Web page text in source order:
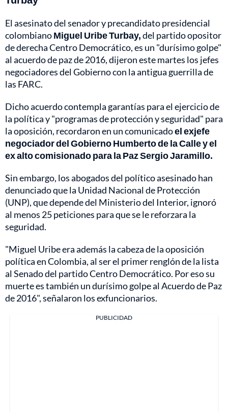
El asesinato del senador y precandidato presidencial
colombianoMiguel Uribe Turbay,del partido opositor
de derecha Centro Democrático, es un "durísimo golpe"
al acuerdo de paz de 2016, dijeron este martes los jefes
negociadores del Gobierno con la antigua guerrilla de
las FARC.
Dicho acuerdo contempla garantías para el ejercicio de
la política y "programas de protección y seguridad" para
la oposición, recordaron en un comunicadoel exjefe
negociador delGobierno Humberto de la Calle y el
ex alto comisionado para la Paz Sergio Jaramillo.
Sin embargo, los abogados del político asesinado han
denunciado que la Unidad Nacional de Protección
(UNP), que depende del Ministerio del Interior, ignoró
al menos 25 peticiones para que se le reforzara la
seguridad.
"Miguel Uribe era además la cabeza de la oposición
política en Colombia, al ser el primer renglón de la lista
al Senado del partido Centro Democrático. Por eso su
muerte es también un durísimo golpe al Acuerdo de Paz
de 2016", señalaron los exfuncionarios.
PUBLICIDAD